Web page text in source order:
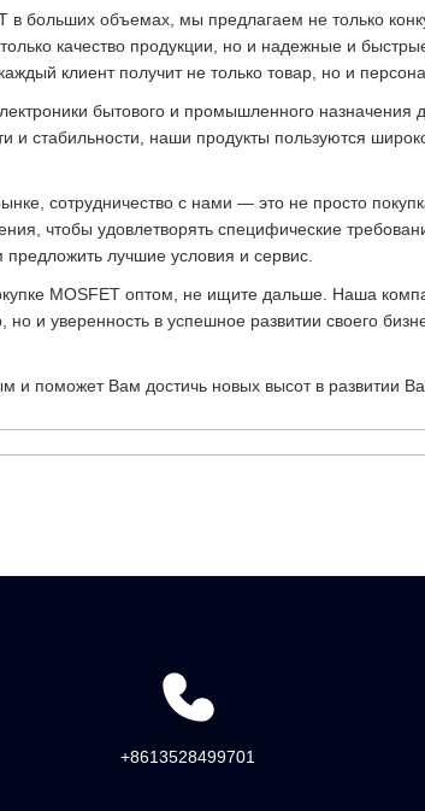
в больших объемах, мы предлагаем не только
качество продукции, но и надежные и
клиент получит не только товар, но и
бытового и промышленного назначения
и стабильности, наши продукты пользуются
сотрудничество с нами — это не просто
чтобы удовлетворять специфические
лучшие условия и сервис.
MOSFET оптом, не ищите дальше. Наша
и уверенность в успешное развитии своего
и поможет Вам достичь новых высот в развитии
+8613528499701